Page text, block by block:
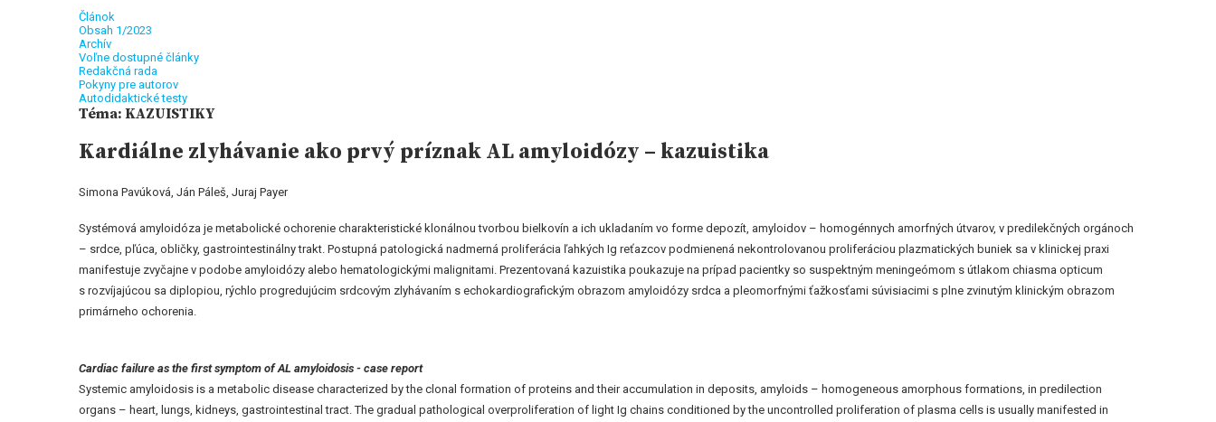
Článok
Obsah 1/2023
Archív
Voľne dostupné články
Redakčná rada
Pokyny pre autorov
Autodidaktické testy
Téma: KAZUISTIKY
Kardiálne zlyhávanie ako prvý príznak AL amyloidózy – kazuistika
Simona Pavúková, Ján Páleš, Juraj Payer
Systémová amyloidóza je metabolické ochorenie charakteristické klonálnou tvorbou bielkovín a ich ukladaním vo forme depozít, amyloidov – homogénnych amorfných útvarov, v predilekčných orgánoch
– srdce, pľúca, obličky, gastrointestinálny trakt. Postupná patologická nadmerná proliferácia ľahkých Ig reťazcov podmienená nekontrolovanou proliferáciou plazmatických buniek sa v klinickej praxi
manifestuje zvyčajne v podobe amyloidózy alebo hematologickými malignitami. Prezentovaná kazuistika poukazuje na prípad pacientky so suspektným meningeómom s útlakom chiasma opticum
s rozvíjajúcou sa diplopiou, rýchlo progredujúcim srdcovým zlyhávaním s echokardiografickým obrazom amyloidózy srdca a pleomorfnými ťažkosťami súvisiacimi s plne zvinutým klinickým obrazom
primárneho ochorenia.
Cardiac failure as the first symptom of AL amyloidosis - case report
Systemic amyloidosis is a metabolic disease characterized by the clonal formation of proteins and their accumulation in deposits, amyloids – homogeneous amorphous formations, in predilection
organs – heart, lungs, kidneys, gastrointestinal tract. The gradual pathological overproliferation of light Ig chains conditioned by the uncontrolled proliferation of plasma cells is usually manifested in